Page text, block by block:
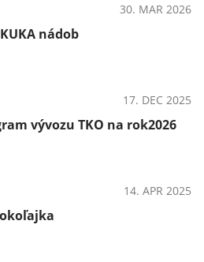
30. MAR 2026
nádob
17. DEC 2025
vývozu TKO na rok2026
14. APR 2025